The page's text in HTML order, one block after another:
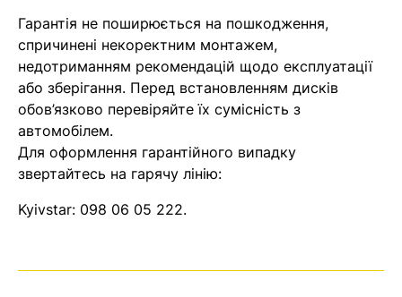
Гарантія не поширюється на пошкодження,
спричинені некоректним монтажем,
недотриманням рекомендацій щодо експлуатації
або зберігання. Перед встановленням дисків
обов’язково перевіряйте їх сумісність з
автомобілем.
Для оформлення гарантійного випадку
звертайтесь на гарячу лінію:
Kyivstar: 098 06 05 222.